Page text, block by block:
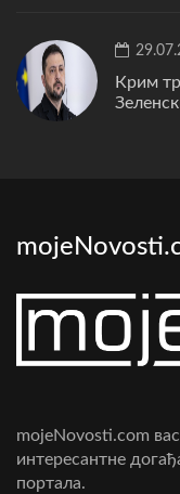
Крим
mojeNovosti.com вас
интересантне
портала.